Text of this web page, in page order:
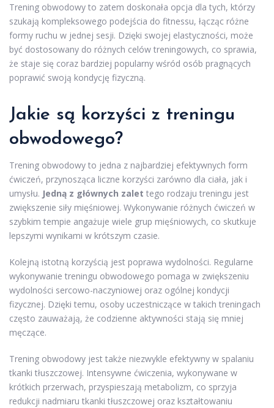
Trening obwodowy to zatem doskonała opcja dla tych, którzy
szukają kompleksowego podejścia do fitnessu, łącząc różne
formy ruchu w jednej sesji. Dzięki swojej elastyczności, może
być dostosowany do różnych celów treningowych, co sprawia,
że staje się coraz bardziej popularny wśród osób pragnących
poprawić swoją kondycję fizyczną.
Jakie są korzyści z treningu
obwodowego?
Trening obwodowy to jedna z najbardziej efektywnych form
ćwiczeń, przynosząca liczne korzyści zarówno dla ciała, jak i
umysłu. Jedną z głównych zalet tego rodzaju treningu jest
zwiększenie siły mięśniowej. Wykonywanie różnych ćwiczeń w
szybkim tempie angażuje wiele grup mięśniowych, co skutkuje
lepszymi wynikami w krótszym czasie.
Kolejną istotną korzyścią jest poprawa wydolności. Regularne
wykonywanie treningu obwodowego pomaga w zwiększeniu
wydolności sercowo-naczyniowej oraz ogólnej kondycji
fizycznej. Dzięki temu, osoby uczestniczące w takich treningach
często zauważają, że codzienne aktywności stają się mniej
męczące.
Trening obwodowy jest także niezwykle efektywny w spalaniu
tkanki tłuszczowej. Intensywne ćwiczenia, wykonywane w
krótkich przerwach, przyspieszają metabolizm, co sprzyja
redukcji nadmiaru tkanki tłuszczowej oraz kształtowaniu